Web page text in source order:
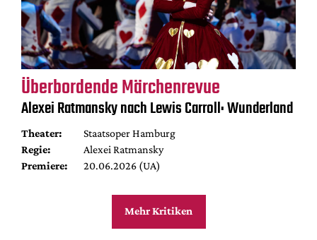
Überbordende Märchenrevue
Alexei Ratmansky nach Lewis Carroll: Wunderland
Theater:
Staatsoper Hamburg
Regie:
Alexei Ratmansky
Premiere:
20.06.2026 (UA)
Mehr Kritiken